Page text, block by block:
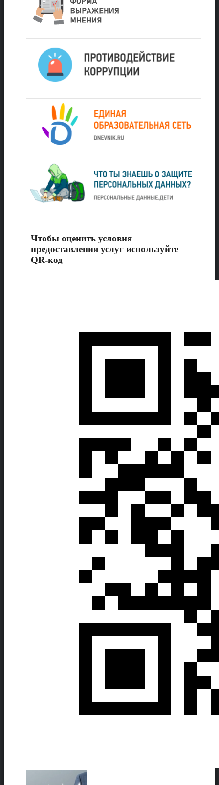
Чтобы оценить условия
предоставления услуг используйте
QR-код